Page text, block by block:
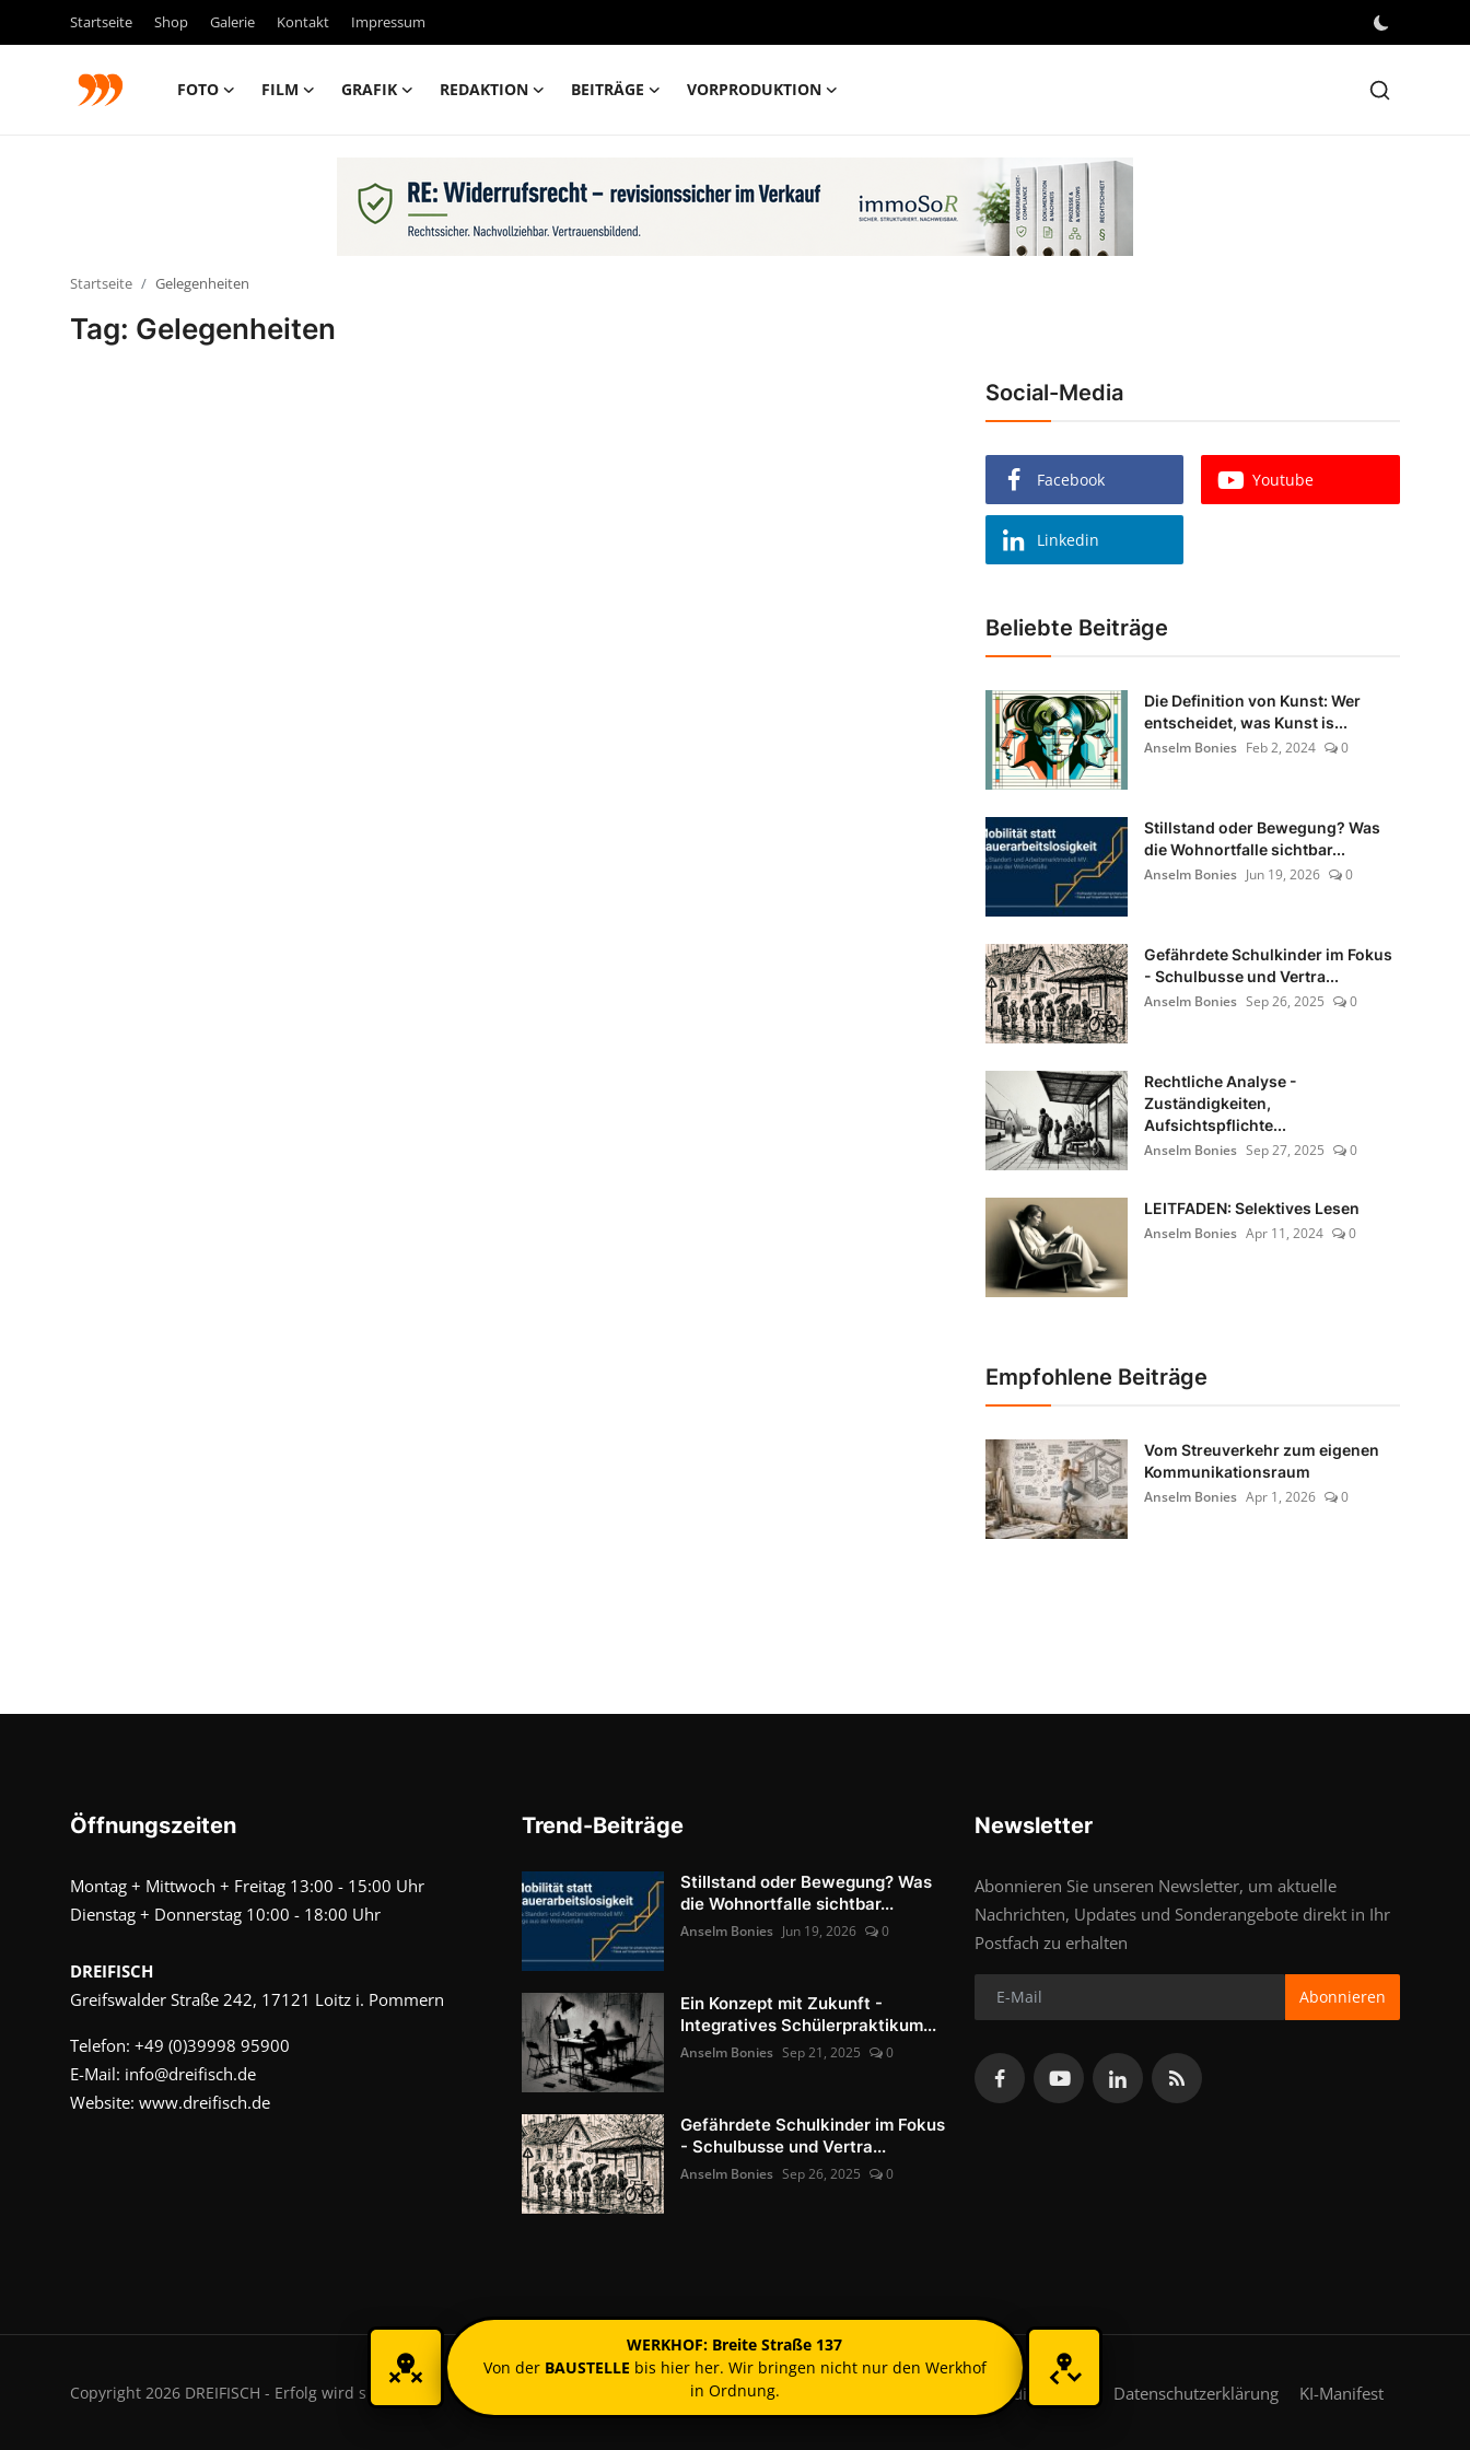
Startseite Shop Galerie Kontakt Impressum
FOTO FILM GRAFIK REDAKTION BEITRÄGE VORPRODUKTION
Startseite Gelegenheiten
Tag: Gelegenheiten
Social-Media
Facebook Youtube
Linkedin
Beliebte Beiträge
Die Definition von Kunst: Wer
entscheidet, was Kunst is...
Anselm Bonies Feb 2, 2024 0
Stillstand oder Bewegung? Was
die Wohnortfalle sichtbar...
Anselm Bonies Jun 19, 2026 0
Gefährdete Schulkinder im Fokus
- Schulbusse und Vertra...
Anselm Bonies Sep 26, 2025 0
Rechtliche Analyse -
Zuständigkeiten,
Aufsichtspflichte...
Anselm Bonies Sep 27, 2025 0
LEITFADEN: Selektives Lesen
Anselm Bonies Apr 11, 2024 0
Empfohlene Beiträge
Vom Streuverkehr zum eigenen
Kommunikationsraum
Anselm Bonies Apr 1, 2026 0
Öffnungszeiten
Montag + Mittwoch + Freitag 13:00 - 15:00 Uhr
Dienstag + Donnerstag 10:00 - 18:00 Uhr
DREIFISCH
Greifswalder Straße 242, 17121 Loitz i. Pommern
Telefon: +49 (0)39998 95900
E-Mail: info@dreifisch.de
Website: www.dreifisch.de
Trend-Beiträge
Stillstand oder Bewegung? Was
die Wohnortfalle sichtbar...
Anselm Bonies Jun 19, 2026 0
Ein Konzept mit Zukunft -
Integratives Schülerpraktikum...
Anselm Bonies Sep 21, 2025 0
Gefährdete Schulkinder im Fokus
- Schulbusse und Vertra...
Anselm Bonies Sep 26, 2025 0
Newsletter
Abonnieren Sie unseren Newsletter, um aktuelle
Nachrichten, Updates und Sonderangebote direkt in Ihr
Postfach zu erhalten
Abonnieren
Copyright 2026 DREIFISCH - Erfolg wird sichtbar. Nutzungsbedingungen Datenschutzerklärung KI-Manifest
WERKHOF: Breite Straße 137
Von der BAUSTELLE bis hier her. Wir bringen nicht nur den Werkhof
in Ordnung.